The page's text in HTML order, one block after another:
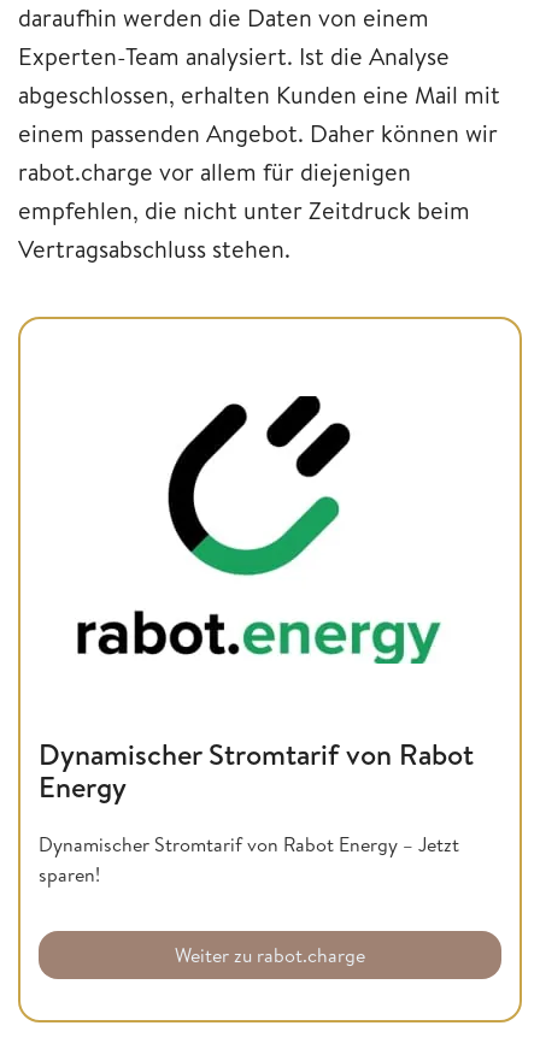
daraufhin werden die Daten von einem
Experten-Team analysiert. Ist die Analyse
abgeschlossen, erhalten Kunden eine Mail mit
einem passenden Angebot. Daher können wir
rabot.charge vor allem für diejenigen
empfehlen, die nicht unter Zeitdruck beim
Vertragsabschluss stehen.
Dynamischer Stromtarif von Rabot
Energy
Dynamischer Stromtarif von Rabot Energy – Jetzt
sparen!
Weiter zu rabot.charge